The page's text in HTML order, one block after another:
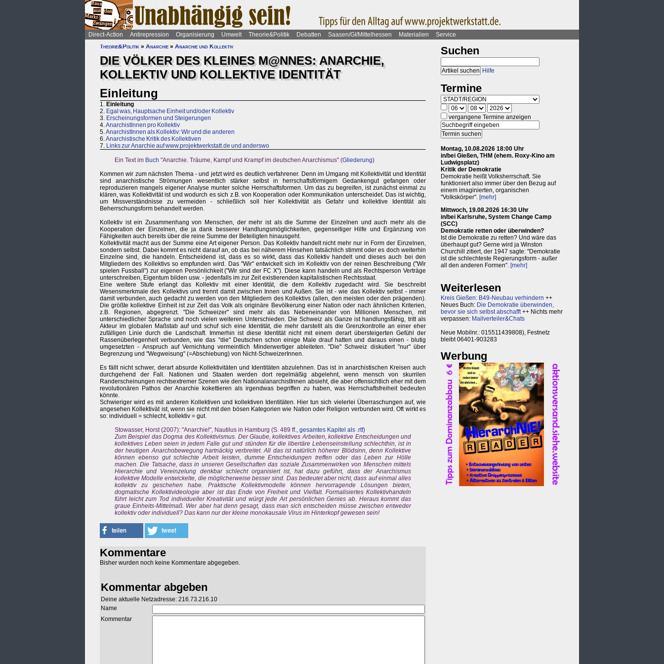
Direct-Action Antirepression Organisierung Umwelt Theorie&Politik Debatten Saasen/GI/Mittelhessen Materialien
Service
Theorie&Politik » Anarchie » Anarchie und Kollektiv
DIE VÖLKER DES KLEINES M@NNES: ANARCHIE,
KOLLEKTIV UND KOLLEKTIVE IDENTITÄT
Einleitung
1. Einleitung
2. Egal was, Hauptsache Einheit und/oder Kollektiv
3. Erscheinungsformen und Steigerungen
4.AnarchistInnen pro Kollektiv
5.AnarchistInnen als Kollektiv: Wir und die anderen
6.Anarchistische Kritik des Kollektiven
7. Links zur Anarchie auf www.projektwerkstatt.de und anderswo
Ein Text im Buch "Anarchie. Träume, Kampf und Krampf im deutschen Anarchismus" (Gliederung)
Kommen wir zum nächsten Thema - und jetzt wird es deutlich verfahrener. Denn im Umgang mit Kollektivität und Identität
sind anarchistische Strömungen wesentlich stärker selbst in herrschaftsförmigem Gedankengut gefangen oder
reproduzieren mangels eigener Analyse munter solche Herrschaftsformen. Um das zu begreifen, ist zunächst einmal zu
klären, was Kollektivität ist und wodurch es sich z.B. von Kooperation oder Kommunikation unterscheidet. Das ist wichtig,
um Missverständnisse zu vermeiden - schließlich soll hier Kollektivität als Gefahr und kollektive Identität als
Beherrschungsform behandelt werden.
Kollektiv ist ein Zusammenhang von Menschen, der mehr ist als die Summe der Einzelnen und auch mehr als die
Kooperation der Einzelnen, die ja dank besserer Handlungsmöglichkeiten, gegenseitiger Hilfe und Ergänzung von
Fähigkeiten auch bereits über die reine Summe der Beteiligten hinausgeht.
Kollektivität macht aus der Summe eine Art eigener Person. Das Kollektiv handelt nicht mehr nur in Form der Einzelnen,
sondern selbst. Dabei kommt es nicht darauf an, ob das bei näherem Hinsehen tatsächlich stimmt oder es doch weiterhin
Einzelne sind, die handeln. Entscheidend ist, dass es so wirkt, dass das Kollektiv handelt und dieses auch bei den
Mitgliedern des Kollektivs so empfunden wird. Das "Wir" entwickelt sich im Kollektiv von der reinen Beschreibung ("Wir
spielen Fussball") zur eigenen Persönlichkeit ("Wir sind der FC X"). Diese kann handeln und als Rechtsperson Verträge
unterschreiben, Eigentum bilden usw. - jedenfalls im zur Zeit existierenden kapitalistischen Rechtsstaat.
Eine weitere Stufe erlangt das Kollektiv mit einer Identität, die dem Kollektiv zugedacht wird. Sie beschreibt
Wesensmerkmale des Kollektivs und trennt damit zwischen Innen und Außen. Sie ist - wie das Kollektiv selbst - immer
damit verbunden, auch gedacht zu werden von den Mitgliedern des Kollektivs (allen, den meisten oder den prägenden).
Die größte kollektive Einheit ist zur Zeit das Volk als originäre Bevölkerung einer Nation oder nach ähnlichen Kriterien,
z.B. Regionen, abgegrenzt. "Die Schweizer" sind mehr als das Nebeneinander von Millionen Menschen, mit
unterschiedlicher Sprache und noch vielen weiteren Unterschieden. Die Schweiz als Ganze ist handlungsfähig, tritt als
Akteur im globalen Maßstab auf und schuf sich eine Identität, die mehr darstellt als die Grenzkontrolle an einer eher
zufälligen Linie durch die Landschaft. Immerhin ist diese Identität nicht mit einem derart übersteigerten Gefühl der
Rassenüberlegenheit verbunden, wie das "die" Deutschen schon einige Male drauf hatten und daraus einen - blutig
umgesetzten - Anspruch auf Vernichtung vermeintlich Minderwertiger ableiteten. "Die" Schweiz diskutiert "nur" über
Begrenzung und "Wegweisung" (=Abschiebung) von Nicht-SchweizerInnen.
Es fällt nicht schwer, derart absurde Kollektivitäten und Identitäten abzulehnen. Das ist in anarchistischen Kreisen auch
durchgehend der Fall. Nationen und Staaten werden dort regelmäßig abgelehnt, wenn mensch von skurrilen
Randerscheinungen rechtsextremer Szenen wie den NationalanarchistInnen absieht, die aber offensichtlich eher mit dem
revolutionären Pathos der Anarchie kokettieren als irgendwas begriffen zu haben, was Herrschaftsfreiheit bedeuten
könnte.
Schwieriger wird es mit anderen Kollektiven und kollektiven Identitäten. Hier tun sich vielerlei Überraschungen auf, wie
angesehen Kollektivät ist, wenn sie nicht mit den bösen Kategorien wie Nation oder Religion verbunden wird. Oft wirkt es
so: individuell = schlecht, kollektiv = gut.
Stowasser, Horst (2007): "Anarchie!", Nautilus in Hamburg (S. 489 ff., gesamtes Kapitel als .rtf)
Zum Beispiel das Dogma des Kollektivismus. Der Glaube, kollektives Arbeiten, kollektive Entscheidungen und
kollektives Leben seien in jedem Falle gut und stünden für die libertäre Lebenseinstellung schlechthin, ist in
der heutigen Anarchobewegung hartnäckig verbreitet. All das ist natürlich höherer Blödsinn, denn Kollektive
können ebenso gut schlechte Arbeit leisten, dumme Entscheidungen treffen oder das Leben zur Hölle
machen. Die Tatsache, dass in unseren Gesellschaften das soziale Zusammenwirken von Menschen mittels
Hierarchie und Vereinzelung denkbar schlecht organisiert ist, hat dazu geführt, dass der Anarchismus
kollektive Modelle entwickelte, die möglicherweise besser sind. Das bedeutet aber nicht, dass auf einmal alles
kollektiv zu geschehen habe. Praktische Kollektivmodelle können hervorragende Lösungen bieten,
dogmatische Kollektivideologie aber ist das Ende von Freiheit und Vielfalt. Formalisiertes Kollektivhandeln
führt leicht zum Tod individueller Kreativität und würgt jede Art persönlichen Genies ab. Heraus kommt das
graue Einheits-Mittelmaß. Wer aber hat denn gesagt, dass man sich entscheiden müsse zwischen entweder
kollektiv oder individuell? Das kann nur der kleine monokausale Virus im Hinterkopf gewesen sein!
Kommentare
Bisher wurden noch keine Kommentare abgegeben.
Kommentar abgeben
Deine aktuelle Netzadresse: 216.73.216.10
Name
Kommentar
Suchen
Hilfe
Termine
vergangene Termine anzeigen
Montag, 10.08.2026 18:00 Uhr
in/bei Gießen, THM (ehem. Roxy-Kino am
Ludwigsplatz)
Kritik der Demokratie
Demokratie heißt Volksherrschaft. Sie
funktioniert also immer über den Bezug auf
einem imaginierten, organischen
"Volkskörper". [mehr]
Mittwoch, 19.08.2026 16:30 Uhr
in/bei Karlsruhe, System Change Camp
(SCC)
Demokratie retten oder überwinden?
Ist die Demokratie zu retten? Und wäre das
überhaupt gut? Gerne wird ja Winston
Churchill zitiert, der 1947 sagte: "Demokratie
ist die schlechteste Regierungsform - außer
all den anderen Formen". [mehr]
Weiterlesen
Kreis Gießen: B49-Neubau verhindern ++
Neues Buch: Die Demokratie überwinden,
bevor sie sich selbst abschafft++ Nichts mehr
verpassen: Mailverteiler&Chats
Neue Mobilnr.: 015511439808), Festnetz
bleibt 06401-903283
Werbung